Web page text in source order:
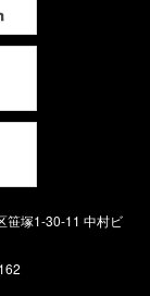
笹塚1-30-11 中村ビ